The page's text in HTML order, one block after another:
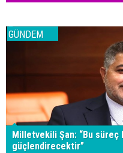
GÜNDEM
Milletvekili Şan: “Bu
güçlendirecektir”